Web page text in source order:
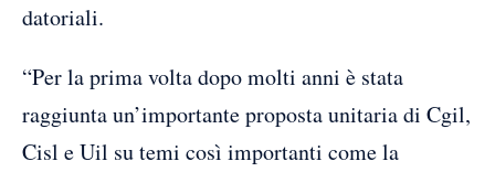
datoriali.
“Per la prima volta dopo molti anni è stata
raggiunta un’importante proposta unitaria di Cgil,
Cisl e Uil su temi così importanti come la